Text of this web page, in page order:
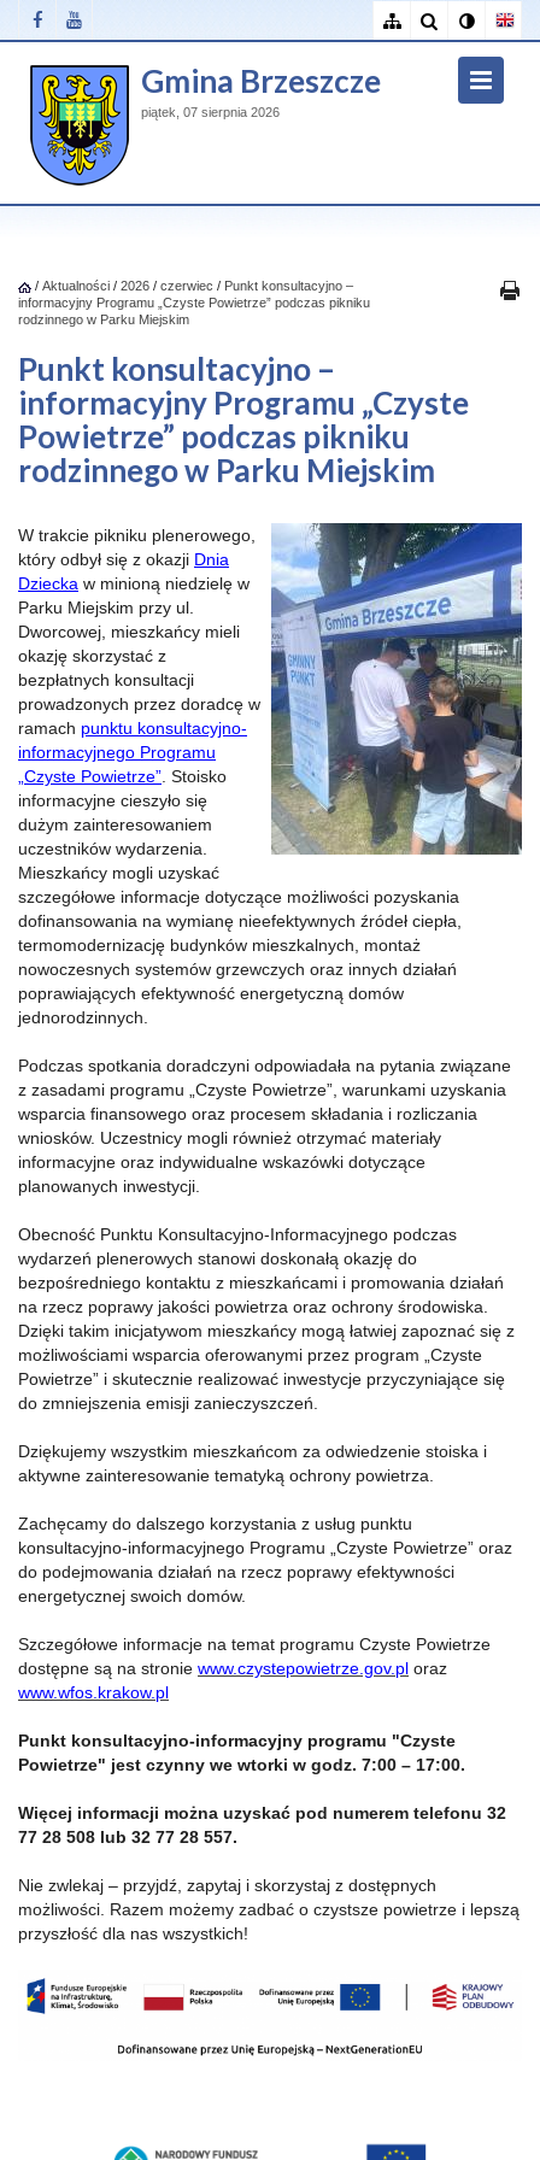
Gmina Brzeszcze
piątek, 07 sierpnia 2026
/ Aktualności / 2026 / czerwiec / Punkt konsultacyjno –
informacyjny Programu „Czyste Powietrze” podczas pikniku
rodzinnego w Parku Miejskim
Punkt konsultacyjno –
informacyjny Programu „Czyste
Powietrze” podczas pikniku
rodzinnego w Parku Miejskim
W trakcie pikniku plenerowego,
który odbył się z okazji Dnia
Dziecka w minioną niedzielę w
Parku Miejskim przy ul.
Dworcowej, mieszkańcy mieli
okazję skorzystać z
bezpłatnych konsultacji
prowadzonych przez doradcę w
ramach punktu konsultacyjno-
informacyjnego Programu
„Czyste Powietrze” . Stoisko
informacyjne cieszyło się
dużym zainteresowaniem
uczestników wydarzenia.
Mieszkańcy mogli uzyskać
szczegółowe informacje dotyczące możliwości pozyskania
dofinansowania na wymianę nieefektywnych źródeł ciepła,
termomodernizację budynków mieszkalnych, montaż
nowoczesnych systemów grzewczych oraz innych działań
poprawiających efektywność energetyczną domów
jednorodzinnych.
Podczas spotkania doradczyni odpowiadała na pytania związane
z zasadami programu „Czyste Powietrze”, warunkami uzyskania
wsparcia finansowego oraz procesem składania i rozliczania
wniosków. Uczestnicy mogli również otrzymać materiały
informacyjne oraz indywidualne wskazówki dotyczące
planowanych inwestycji.
Obecność Punktu Konsultacyjno-Informacyjnego podczas
wydarzeń plenerowych stanowi doskonałą okazję do
bezpośredniego kontaktu z mieszkańcami i promowania działań
na rzecz poprawy jakości powietrza oraz ochrony środowiska.
Dzięki takim inicjatywom mieszkańcy mogą łatwiej zapoznać się z
możliwościami wsparcia oferowanymi przez program „Czyste
Powietrze” i skutecznie realizować inwestycje przyczyniające się
do zmniejszenia emisji zanieczyszczeń.
Dziękujemy wszystkim mieszkańcom za odwiedzenie stoiska i
aktywne zainteresowanie tematyką ochrony powietrza.
Zachęcamy do dalszego korzystania z usług punktu
konsultacyjno-informacyjnego Programu „Czyste Powietrze” oraz
do podejmowania działań na rzecz poprawy efektywności
energetycznej swoich domów.
Szczegółowe informacje na temat programu Czyste Powietrze
dostępne są na stronie www.czystepowietrze.gov.pl oraz
www.wfos.krakow.pl
Punkt konsultacyjno-informacyjny programu "Czyste
Powietrze" jest czynny we wtorki w godz. 7:00 – 17:00.
Więcej informacji można uzyskać pod numerem telefonu 32
77 28 508 lub 32 77 28 557.
Nie zwlekaj – przyjdź, zapytaj i skorzystaj z dostępnych
możliwości. Razem możemy zadbać o czystsze powietrze i lepszą
przyszłość dla nas wszystkich!